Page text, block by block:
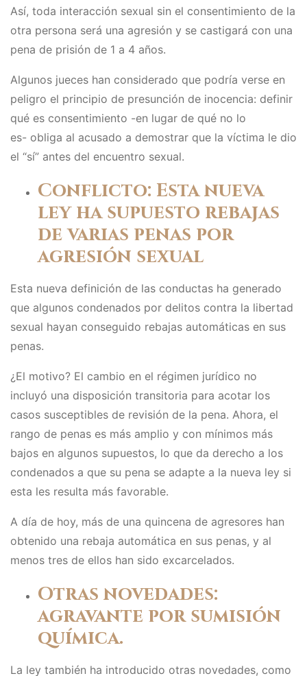
Así, toda interacción sexual sin el consentimiento de la
otra persona será una agresión y se castigará con una
pena de prisión de 1 a 4 años.
Algunos jueces han considerado que podría verse en
peligro el principio de presunción de inocencia: definir
qué es consentimiento -en lugar de qué no lo
es- obliga al acusado a demostrar que la víctima le dio
el “sí” antes del encuentro sexual.
Conflicto: Esta nueva
ley ha supuesto rebajas
de varias penas por
agresión sexual
Esta nueva definición de las conductas ha generado
que algunos condenados por delitos contra la libertad
sexual hayan conseguido rebajas automáticas en sus
penas.
¿El motivo? El cambio en el régimen jurídico no
incluyó una disposición transitoria para acotar los
casos susceptibles de revisión de la pena. Ahora, el
rango de penas es más amplio y con mínimos más
bajos en algunos supuestos, lo que da derecho a los
condenados a que su pena se adapte a la nueva ley si
esta les resulta más favorable.
A día de hoy, más de una quincena de agresores han
obtenido una rebaja automática en sus penas, y al
menos tres de ellos han sido excarcelados.
Otras novedades:
agravante por sumisión
química.
La ley también ha introducido otras novedades, como